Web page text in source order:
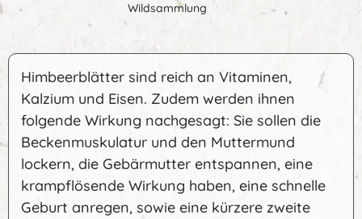
Wildsammlung
Himbeerblätter sind reich an Vitaminen,
Kalzium und Eisen. Zudem werden ihnen
folgende Wirkung nachgesagt: Sie sollen die
Beckenmuskulatur und den Muttermund
lockern, die Gebärmutter entspannen, eine
krampflösende Wirkung haben, eine schnelle
Geburt anregen, sowie eine kürzere zweite